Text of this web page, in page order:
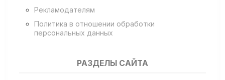
Рекламодателям
Политика в отношении обработки
персональных данных
РАЗДЕЛЫ САЙТА